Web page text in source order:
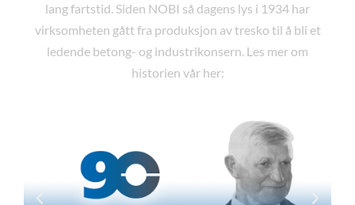
lang fartstid. Siden NOBI så dagens lys i 1934 har
virksomheten gått fra produksjon av tresko til å bli et
ledende betong- og industrikonsern. Les mer om
historien vår her: